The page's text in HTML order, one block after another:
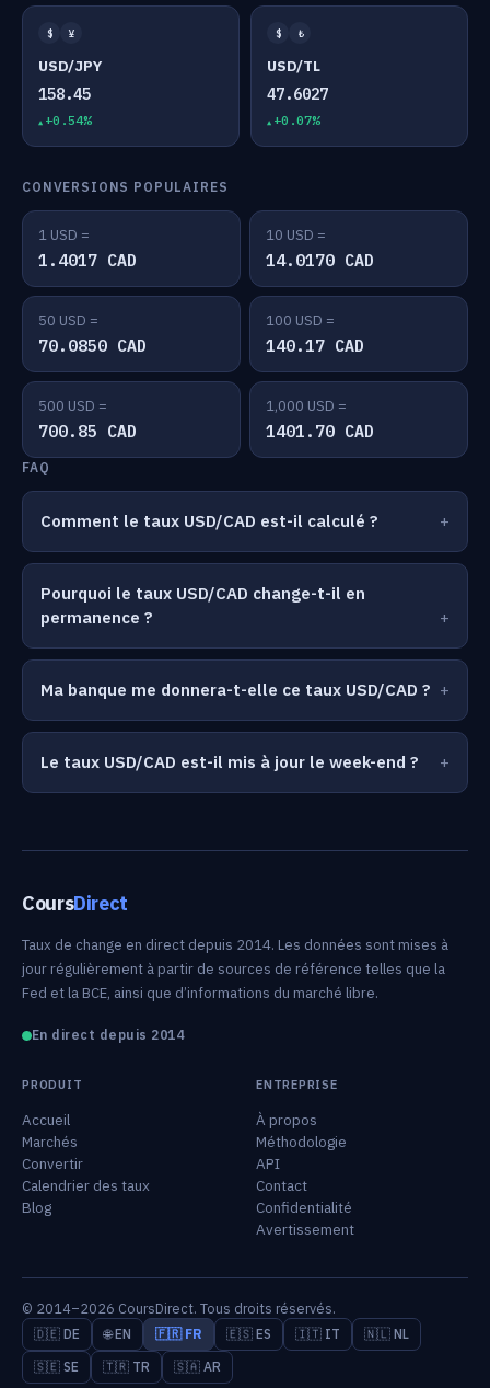
$ ¥
USD/JPY
158.45
+0.54%
$ ₺
USD/TL
47.6027
+0.07%
CONVERSIONS POPULAIRES
1 USD =
1.4017 CAD
10 USD =
14.0170 CAD
50 USD =
70.0850 CAD
100 USD =
140.17 CAD
500 USD =
700.85 CAD
1,000 USD =
1401.70 CAD
FAQ
Comment le taux USD/CAD est-il calculé ?
Pourquoi le taux USD/CAD change-t-il en
permanence ?
Ma banque me donnera-t-elle ce taux USD/CAD ?
Le taux USD/CAD est-il mis à jour le week-end ?
CoursDirect
Taux de change en direct depuis 2014. Les données sont mises à
jour régulièrement à partir de sources de référence telles que la
Fed et la BCE, ainsi que d’informations du marché libre.
En direct depuis 2014
PRODUIT
Accueil
Marchés
Convertir
Calendrier des taux
Blog
ENTREPRISE
À propos
Méthodologie
API
Contact
Confidentialité
Avertissement
© 2014–2026 CoursDirect. Tous droits réservés.
🇩🇪 DE 🌐 EN 🇫🇷 FR 🇪🇸 ES 🇮🇹 IT
🇳🇱 NL
🇸🇪 SE
🇹🇷 TR 🇸🇦 AR